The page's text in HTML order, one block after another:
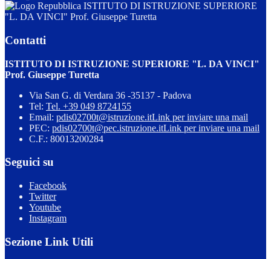
ISTITUTO DI ISTRUZIONE SUPERIORE
"L. DA VINCI" Prof. Giuseppe Turetta
Contatti
ISTITUTO DI ISTRUZIONE SUPERIORE "L. DA VINCI"
Prof. Giuseppe Turetta
Via San G. di Verdara 36 -35137 - Padova
Tel: Tel. +39 049 8724155
Email: pdis02700t@istruzione.itLink per inviare una mail
PEC: pdis02700t@pec.istruzione.itLink per inviare una mail
C.F.: 80013200284
Seguici su
Facebook
Twitter
Youtube
Instagram
Sezione Link Utili